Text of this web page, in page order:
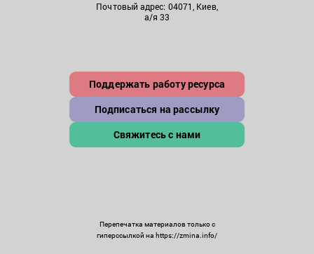
Почтовый адрес: 04071, Киев,
а/я 33
Поддержать работу ресурса
Подписаться на рассылку
Свяжитесь с нами
Перепечатка материалов только с
гиперссылкой на https://zmina.info/